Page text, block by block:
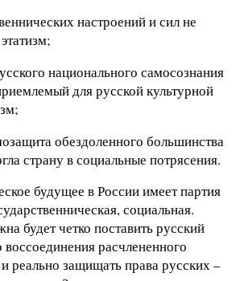
настроений и сил не
национального самосознания
для русской культурной
обездоленного большинства
страну в социальные потрясения.
будущее в России имеет партия
социальная.
будет четко поставить русский
расчлененного
реально защищать права русских –